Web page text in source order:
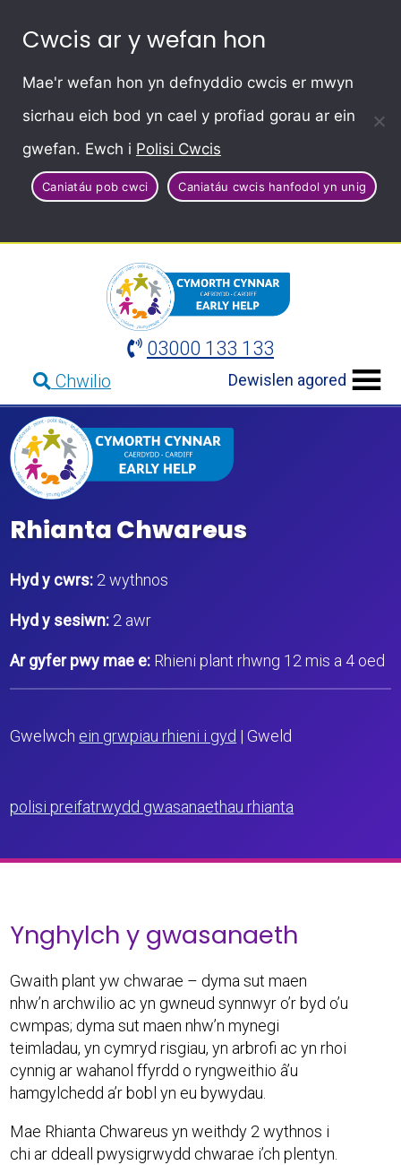
Cwcis ar y wefan hon
Mae'r wefan hon yn defnyddio cwcis er mwyn
sicrhau eich bod yn cael y profiad gorau ar ein
gwefan. Ewch i Polisi Cwcis
Caniatáu pob cwci Caniatáu cwcis hanfodol yn unig
03000 133 133
Chwilio Dewislen agored
Rhianta Chwareus
Hyd y cwrs: 2 wythnos
Hyd y sesiwn: 2 awr
Ar gyfer pwy mae e: Rhieni plant rhwng 12 mis a 4 oed
Gwelwch ein grwpiau rhieni i gyd | Gweld
polisi preifatrwydd gwasanaethau rhianta
Ynghylch y gwasanaeth
Gwaith plant yw chwarae – dyma sut maen
nhw’n archwilio ac yn gwneud synnwyr o’r byd o’u
cwmpas; dyma sut maen nhw’n mynegi
teimladau, yn cymryd risgiau, yn arbrofi ac yn rhoi
cynnig ar wahanol ffyrdd o ryngweithio â’u
hamgylchedd a’r bobl yn eu bywydau.
Mae Rhianta Chwareus yn weithdy 2 wythnos i
chi ar ddeall pwysigrwydd chwarae i’ch plentyn.